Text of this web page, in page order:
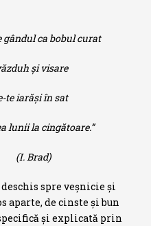
ca bobul curat
şi visare
te iarăşi în sat
la cingătoare.”
spre veşnicie şi
aparte, de cinste şi bun
şi explicată prin